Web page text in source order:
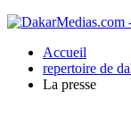
Accueil
repertoire de
La presse